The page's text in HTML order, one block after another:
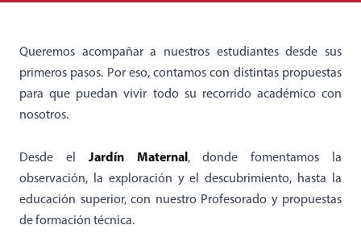
Queremos acompañar a nuestros estudiantes desde sus
primeros pasos. Por eso, contamos con distintas propuestas
para que puedan vivir todo su recorrido académico con
nosotros.
Desde el Jardín Maternal, donde fomentamos la
observación, la exploración y el descubrimiento, hasta la
educación superior, con nuestro Profesorado y propuestas
de formación técnica.